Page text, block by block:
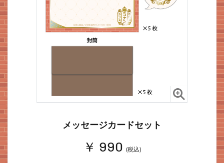
メッセージカードセット
￥ 990 (税込)